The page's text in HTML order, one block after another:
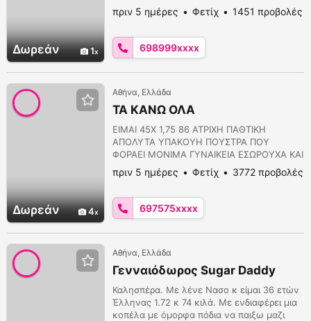
Δωρεάν 1
μας την ώρα που τος ξεσκίζουμε
πριν 5 ημέρες Φετίχ 1451 προβολές
698999xxxx
Δωρεάν 4
Αθήνα, Ελλάδα
ΤΑ ΚΑΝΩ ΟΛΑ
ΕΙΜΑΙ 45Χ 1,75 86 ΑΤΡΙΧΗ ΠΑΘΤΙΚΗ
ΑΠΟΛΥΤΑ ΥΠΑΚΟΥΗ ΠΟΥΣΤΡΑ ΠΟΥ
ΦΟΡΑΕΙ ΜΟΝΙΜΑ ΓΥΝΑΙΚΕΙΑ ΕΣΩΡΟΥΧΑ ΚΑΙ
ΓΟΥΣΤΑΡΕΙ ΥΠΟΤΑΓΗ ΞΕΦΤΙΛΙΣΜΑ
ΞΕΣΚΙΣΜΑ ΑΠΟ ΣΚΛΗΡΟΥΣ ΓΑΜΙΑΔΕΣ..ΔΕΝ
ΑΝΩΜΑΛΙΕΣ..
πριν 5 ημέρες Φετίχ 3772 προβολές
697575xxxx
Αθήνα, Ελλάδα
Γενναιόδωρος Sugar Daddy
Καλησπέρα. Με λένε Νασο κ είμαι 36 ετών
Έλληνας 1.72 κ 74 κιλά. Με ενδιαφέρει μια
κοπέλα με όμορφα πόδια να παιξω μαζι